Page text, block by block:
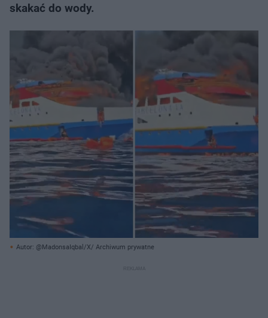
skakać do wody.
Autor: @MadonsaIqbal/X/ Archiwum prywatne